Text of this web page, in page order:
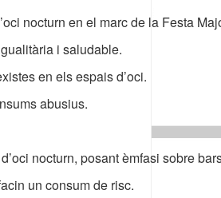
nocturn en el marc de la Festa
i saludable.
en els espais d’oci.
abusius.
nocturn, posant èmfasi sobre
un consum de risc.